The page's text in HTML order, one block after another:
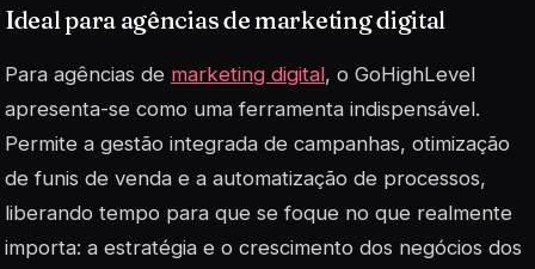
Ideal para agências de marketing digital
Para agências de marketing digital, o GoHighLevel
apresenta-se como uma ferramenta indispensável.
Permite a gestão integrada de campanhas, otimização
defunis de venda e a automatização de processos,
liberando tempo para que se foque no que realmente
importa: a estratégia e o crescimento dos negócios dos